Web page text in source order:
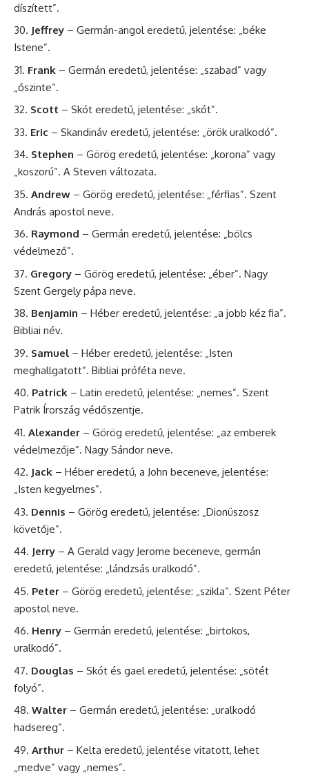
díszített”.
Jeffrey – Germán-angol eredetű, jelentése: „béke
Istene”.
Frank – Germán eredetű, jelentése: „szabad” vagy
„őszinte”.
Scott – Skót eredetű, jelentése: „skót”.
Eric – Skandináv eredetű, jelentése: „örök uralkodó”.
Stephen – Görög eredetű, jelentése: „korona” vagy
„koszorú”. A Steven változata.
Andrew – Görög eredetű, jelentése: „férfias”. Szent
András apostol neve.
Raymond – Germán eredetű, jelentése: „bölcs
védelmező”.
Gregory – Görög eredetű, jelentése: „éber”. Nagy
Szent Gergely pápa neve.
Benjamin – Héber eredetű, jelentése: „a jobb kéz fia”.
Bibliai név.
Samuel – Héber eredetű, jelentése: „Isten
meghallgatott”. Bibliai próféta neve.
Patrick – Latin eredetű, jelentése: „nemes”. Szent
Patrik Írország védőszentje.
Alexander – Görög eredetű, jelentése: „az emberek
védelmezője”. Nagy Sándor neve.
Jack – Héber eredetű, a John beceneve, jelentése:
„Isten kegyelmes”.
Dennis – Görög eredetű, jelentése: „Dionüszosz
követője”.
Jerry – A Gerald vagy Jerome beceneve, germán
eredetű, jelentése: „lándzsás uralkodó”.
Peter – Görög eredetű, jelentése: „szikla”. Szent Péter
apostol neve.
Henry – Germán eredetű, jelentése: „birtokos,
uralkodó”.
Douglas – Skót és gael eredetű, jelentése: „sötét
folyó”.
Walter – Germán eredetű, jelentése: „uralkodó
hadsereg”.
Arthur – Kelta eredetű, jelentése vitatott, lehet
„medve” vagy „nemes”.